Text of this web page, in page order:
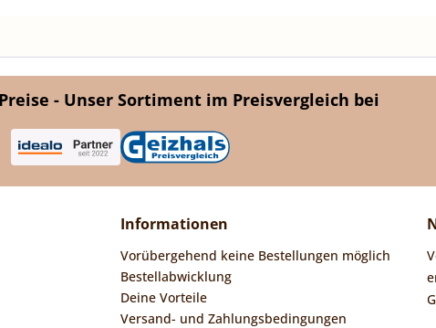
- Unser Sortiment im Preisvergleich bei
Informationen
Vorübergehend keine Bestellungen möglich
Bestellabwicklung
Deine Vorteile
Versand- und Zahlungsbedingungen